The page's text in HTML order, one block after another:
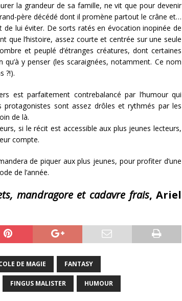
la grandeur de sa famille, ne vit que pour devenir
père décédé dont il promène partout le crâne et…
lui éviter. De sorts ratés en évocation inopinée de
que l’histoire, assez courte et centrée sur une seule
et peuplé d’étranges créatures, dont certaines
y penser (les scaraignées, notamment. Ce nom
?!).
est parfaitement contrebalancé par l’humour qui
sont assez drôles et rythmés par les
de là.
si le récit est accessible aux plus jeunes lecteurs,
compte.
de piquer aux plus jeunes, pour profiter d’une
de l’année.
mandragore et cadavre frais, Ariel
DE MAGIE FANTASY
FINGUS MALISTER HUMOUR